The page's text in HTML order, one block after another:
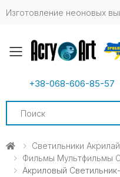
Изготовление неоновых
Toggle
+38-068-606-85-57
Светильники
Фильмы Мультфильмы
Акриловый